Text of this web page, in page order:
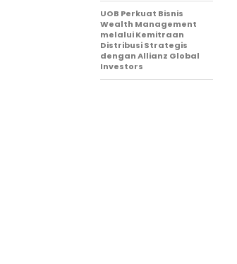
UOB Perkuat Bisnis
Wealth Management
melalui Kemitraan
Distribusi Strategis
dengan Allianz Global
Investors